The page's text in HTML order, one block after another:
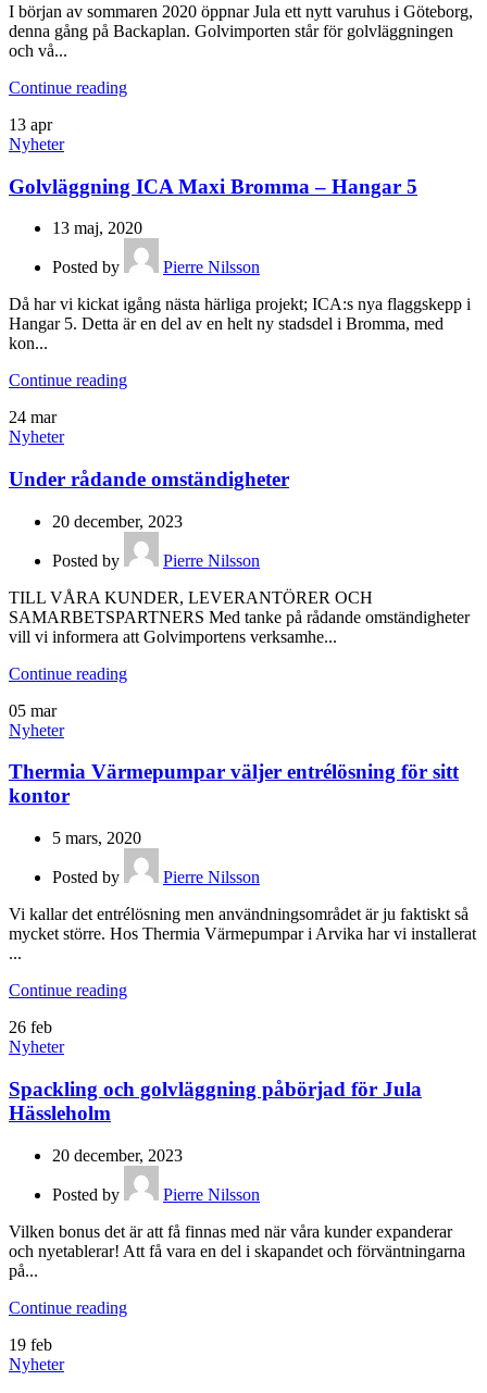
I början av sommaren 2020 öppnar Jula ett nytt varuhus i Göteborg,
denna gång på Backaplan. Golvimporten står för golvläggningen
och vå...
Continue reading
13 apr
Nyheter
Golvläggning ICA Maxi Bromma – Hangar 5
13 maj, 2020
Posted by
Pierre Nilsson
Då har vi kickat igång nästa härliga projekt; ICA:s nya flaggskepp i
Hangar 5. Detta är en del av en helt ny stadsdel i Bromma, med
kon...
Continue reading
24 mar
Nyheter
Under rådande omständigheter
20 december, 2023
Posted by
Pierre Nilsson
TILL VÅRA KUNDER, LEVERANTÖRER OCH
SAMARBETSPARTNERS Med tanke på rådande omständigheter
vill vi informera att Golvimportens verksamhe...
Continue reading
05 mar
Nyheter
Thermia Värmepumpar väljer entrélösning för sitt
kontor
5 mars, 2020
Posted by
Pierre Nilsson
Vi kallar det entrélösning men användningsområdet är ju faktiskt så
mycket större. Hos Thermia Värmepumpar i Arvika har vi installerat
...
Continue reading
26 feb
Nyheter
Spackling och golvläggning påbörjad för Jula
Hässleholm
20 december, 2023
Posted by
Pierre Nilsson
Vilken bonus det är att få finnas med när våra kunder expanderar
och nyetablerar! Att få vara en del i skapandet och förväntningarna
på...
Continue reading
19 feb
Nyheter